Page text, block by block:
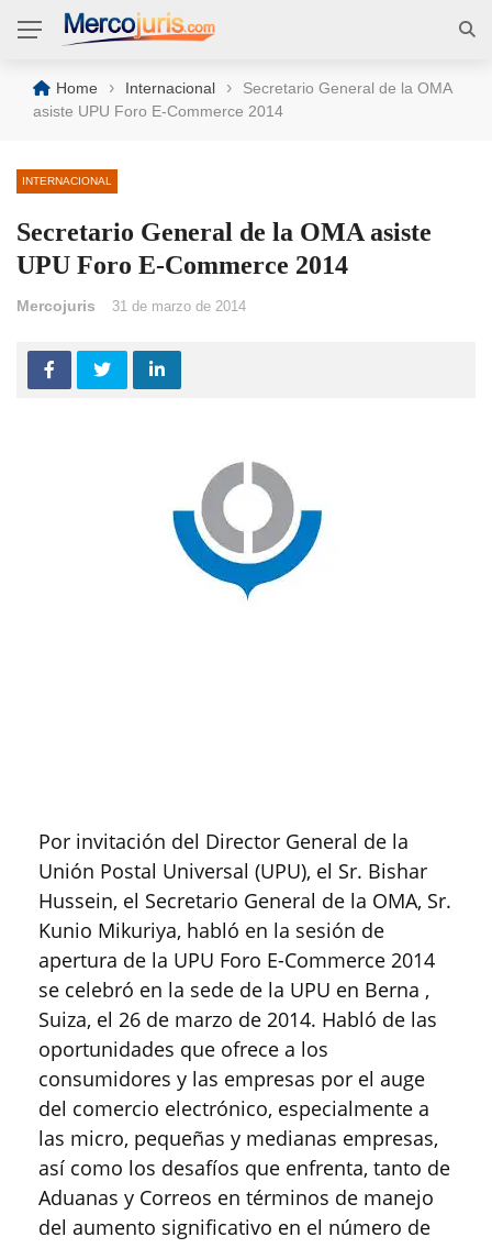
Home › Internacional ›
Secretario General de la OMA
asiste UPU Foro E-Commerce 2014
INTERNACIONAL
Secretario General de la OMA asiste
UPU Foro E-Commerce 2014
Mercojuris 31 de marzo de 2014
Por invitación del Director General de la
Unión Postal Universal (UPU), el Sr. Bishar
Hussein, el Secretario General de la OMA, Sr.
Kunio Mikuriya, habló en la sesión de
apertura de la UPU Foro E-Commerce 2014
se celebró en la sede de la UPU en Berna ,
Suiza, el 26 de marzo de 2014. Habló de las
oportunidades que ofrece a los
consumidores y las empresas por el auge
del comercio electrónico, especialmente a
las micro, pequeñas y medianas empresas,
así como los desafíos que enfrenta, tanto de
Aduanas y Correos en términos de manejo
del aumento significativo en el número de